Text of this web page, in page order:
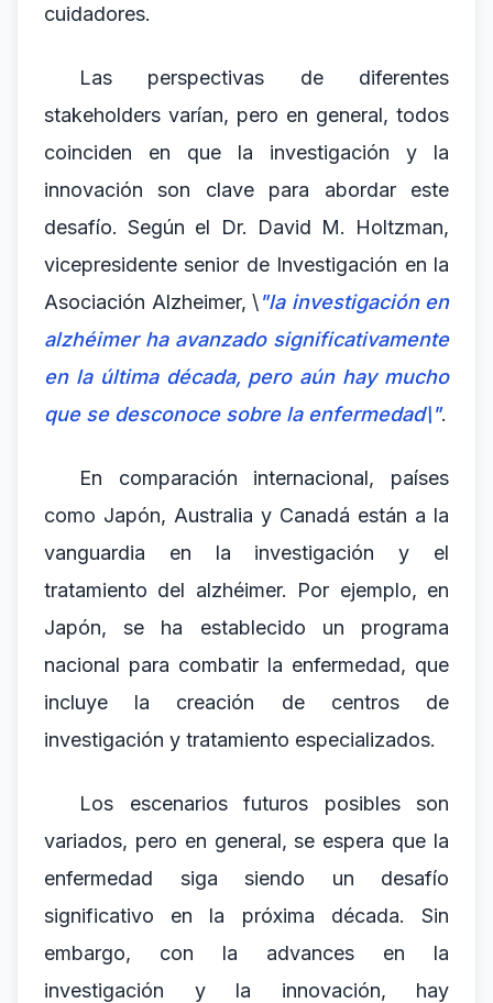
cuidadores.
Las perspectivas de diferentes
stakeholders varían, pero en general, todos
coinciden en que la investigación y la
innovación son clave para abordar este
desafío. Según el Dr. David M. Holtzman,
vicepresidente senior de Investigación en la
Asociación Alzheimer, \"la investigación en
alzhéimer ha avanzado significativamente
en la última década, pero aún hay mucho
que se desconoce sobre la enfermedad\".
En comparación internacional, países
como Japón, Australia y Canadá están a la
vanguardia en la investigación y el
tratamiento del alzhéimer. Por ejemplo, en
Japón, se ha establecido un programa
nacional para combatir la enfermedad, que
incluye la creación de centros de
investigación y tratamiento especializados.
Los escenarios futuros posibles son
variados, pero en general, se espera que la
enfermedad siga siendo un desafío
significativo en la próxima década. Sin
embargo, con la advances en la
investigación y la innovación, hay